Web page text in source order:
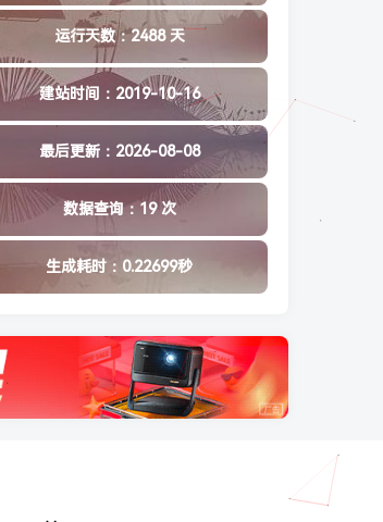
运行天数：2488 天
建站时间：2019-10-16
最后更新：2026-08-08
数据查询：19 次
生成耗时：0.22699秒